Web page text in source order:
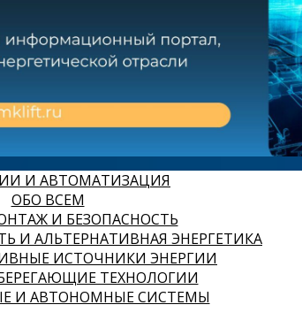
И АВТОМАТИЗАЦИЯ
ОБО ВСЕМ
И БЕЗОПАСНОСТЬ
И АЛЬТЕРНАТИВНАЯ ЭНЕРГЕТИКА
ИСТОЧНИКИ ЭНЕРГИИ
ТЕХНОЛОГИИ
И АВТОНОМНЫЕ СИСТЕМЫ